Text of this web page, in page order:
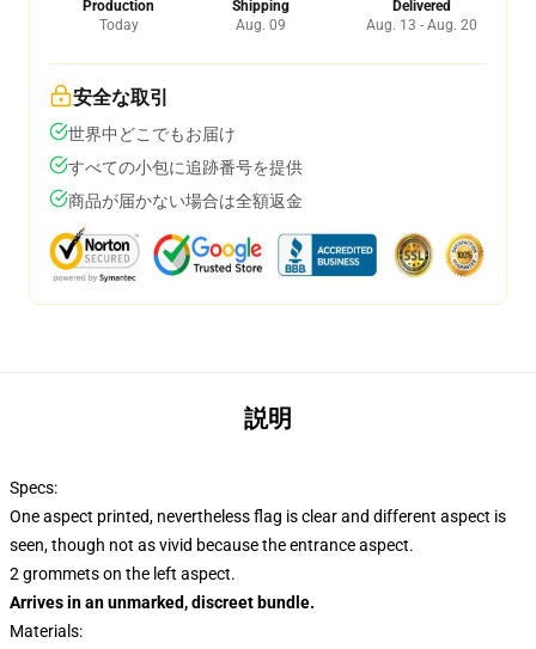
Production
Today
Shipping
Aug. 09
Delivered
Aug. 13 - Aug. 20
安全な取引
世界中どこでもお届け
すべての小包に追跡番号を提供
商品が届かない場合は全額返金
説明
Specs:
One aspect printed, nevertheless flag is clear and different aspect is
seen, though not as vivid because the entrance aspect.
2 grommets on the left aspect.
Arrives in an unmarked, discreet bundle.
Materials: